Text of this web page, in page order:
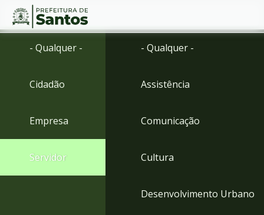
Ir
menu
para
Conteúdo
- Qualquer -
Cidadão
Empresa
Servidor
- Qualquer -
Assistência
Comunicação
Cultura
Desenvolvimento Urbano